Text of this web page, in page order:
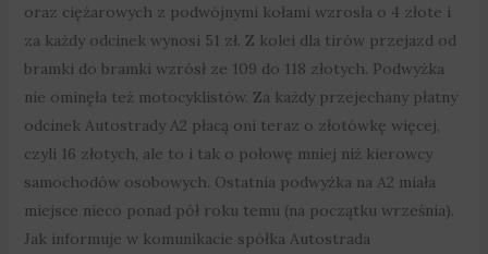
oraz ciężarowych z podwójnymi kołami wzrosła o 4 złote i
za każdy odcinek wynosi 51 zł. Z kolei dla tirów przejazd od
bramki do bramki wzrósł ze 109 do 118 złotych. Podwyżka
nie ominęła też motocyklistów. Za każdy przejechany płatny
odcinek Autostrady A2 płacą oni teraz o złotówkę więcej,
czyli 16 złotych, ale to i tak o połowę mniej niż kierowcy
samochodów osobowych. Ostatnia podwyżka na A2 miała
miejsce nieco ponad pół roku temu (na początku września).
Jak informuje w komunikacie spółka Autostrada